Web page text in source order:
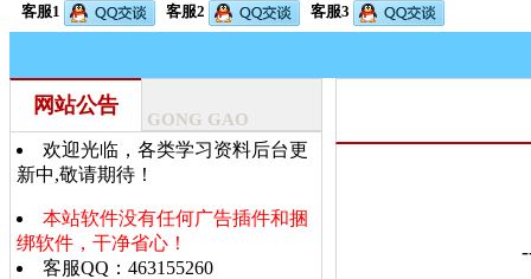
客服1 客服2 客服3
网站公告
GONG GAO
欢迎光临，各类学习资料后台更
新中,敬请期待！
本站软件没有任何广告插件和捆
绑软件，干净省心！
客服QQ：463155260